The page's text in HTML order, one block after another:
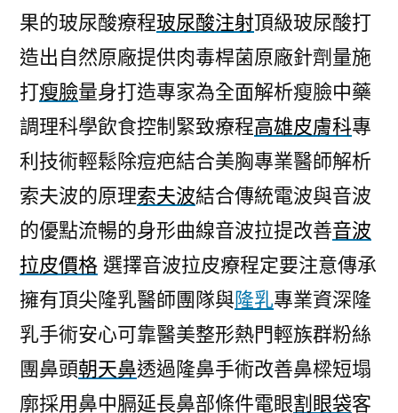
果的玻尿酸療程玻尿酸注射頂級玻尿酸打
造出自然原廠提供肉毒桿菌原廠針劑量施
打瘦臉量身打造專家為全面解析瘦臉中藥
調理科學飲食控制緊致療程高雄皮膚科專
利技術輕鬆除痘疤結合美胸專業醫師解析
索夫波的原理索夫波結合傳統電波與音波
的優點流暢的身形曲線音波拉提改善音波
拉皮價格 選擇音波拉皮療程定要注意傳承
擁有頂尖隆乳醫師團隊與隆乳專業資深隆
乳手術安心可靠醫美整形熱門輕族群粉絲
團鼻頭朝天鼻透過隆鼻手術改善鼻樑短塌
廓採用鼻中膈延長鼻部條件電眼割眼袋客